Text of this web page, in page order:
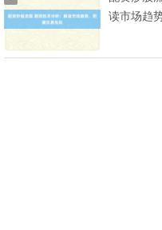
读市场趋